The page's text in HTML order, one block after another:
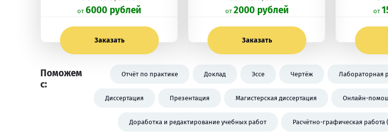
oт 6000 рублей
Заказать
oт 2000 рублей
Заказать
oт
Поможем
с:
Отчёт по практике Доклад Эссе Чертёж Лабораторная
Диссертация Презентация Магистерская диссертация Онлайн-
Доработка и редактирование учебных работ Расчётно-графическая работа